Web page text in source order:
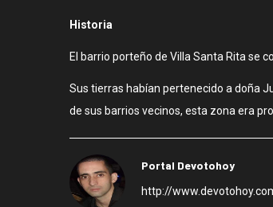
Historia
El barrio porteño de Villa Santa Rita se
Sus tierras habían pertenecido a doña
de sus barrios vecinos, esta zona era
Portal Devotohoy
http://